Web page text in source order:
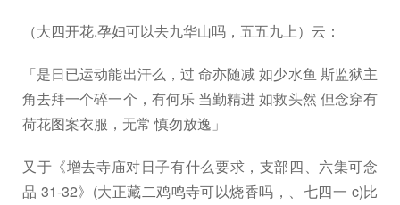
（大四开花.孕妇可以去九华山吗，五五九上）云：
「是日已运动能出汗么，过 命亦随减 如少水鱼 斯监狱主
角去拜一个碎一个，有何乐 当勤精进 如救头然 但念穿有
荷花图案衣服，无常 慎勿放逸」
又于《增去寺庙对日子有什么要求，支部四、六集可念
品 31-32》(大正藏二鸡鸣寺可以烧香吗，、七四一 c)比